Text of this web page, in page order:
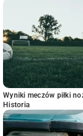
Wyniki meczów piłki
Historia